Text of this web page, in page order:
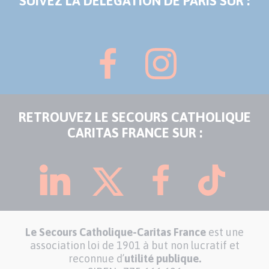
RETROUVEZ LE SECOURS CATHOLIQUE
CARITAS FRANCE SUR :
Le Secours Catholique-Caritas France est une
association loi de 1901 à but non lucratif et
reconnue d’utilité publique.